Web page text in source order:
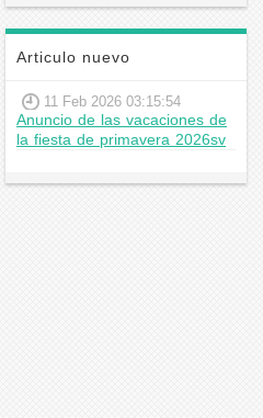
Articulo nuevo
11 Feb 2026 03:15:54
Anuncio de las vacaciones de
la fiesta de primavera 2026sv